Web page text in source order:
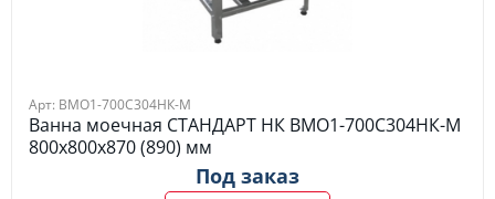
Арт: ВМО1-700С304НК-М
Ванна моечная СТАНДАРТ НК ВМО1-700С304НК-М
800х800х870 (890) мм
Под заказ